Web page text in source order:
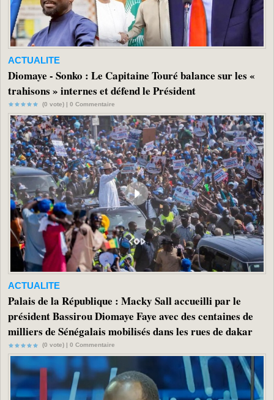
ACTUALITE
Diomaye - Sonko : Le Capitaine Touré balance sur les «
trahisons » internes et défend le Président
(0 vote) | 0 Commentaire
ACTUALITE
Palais de la République : Macky Sall accueilli par le
président Bassirou Diomaye Faye avec des centaines de
milliers de Sénégalais mobilisés dans les rues de dakar
(0 vote) | 0 Commentaire